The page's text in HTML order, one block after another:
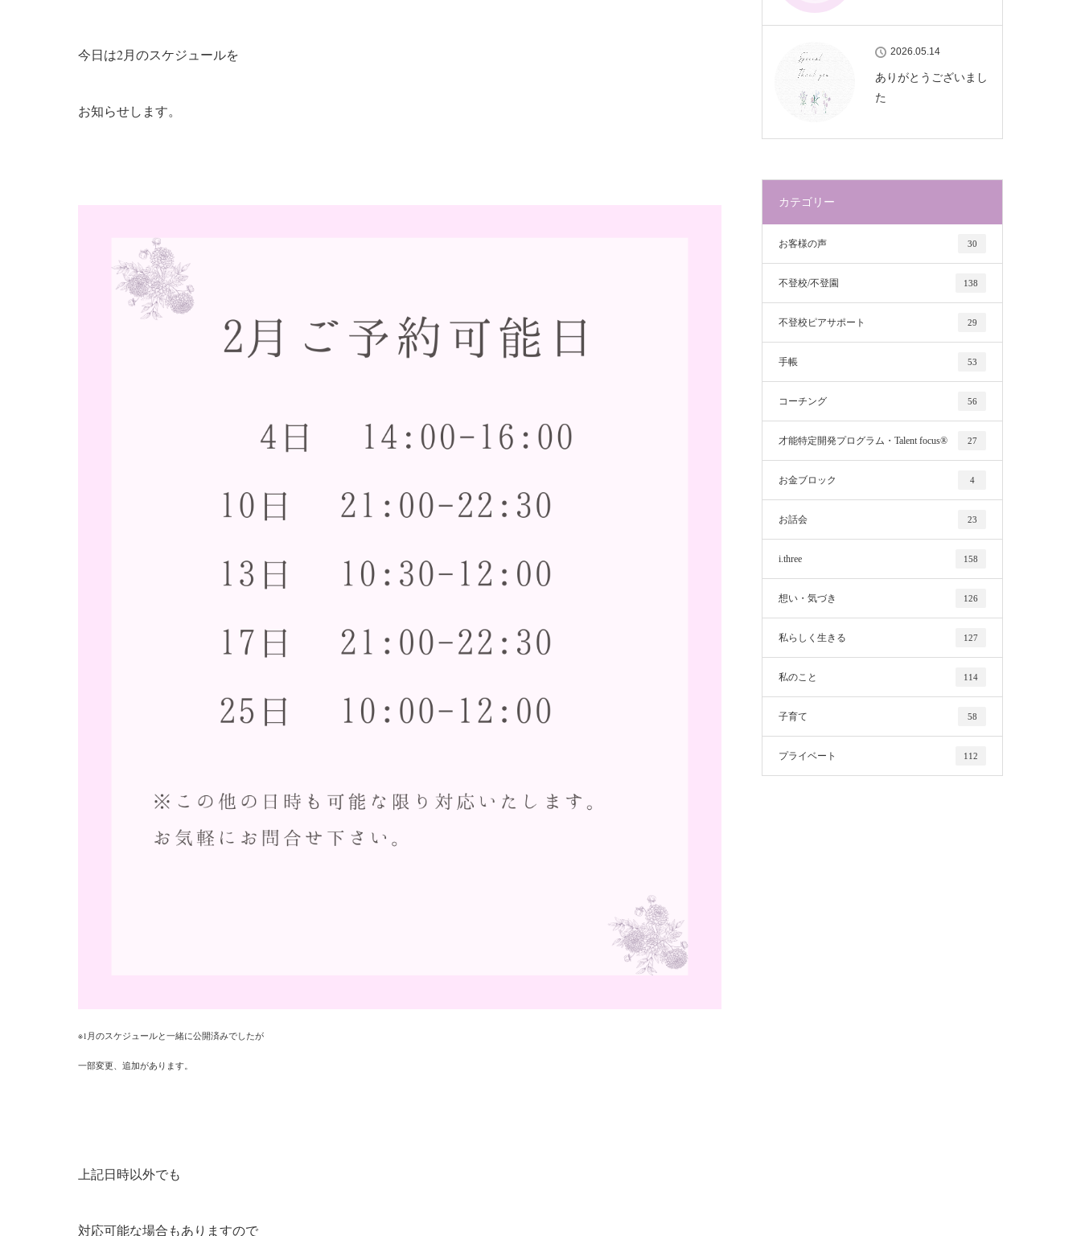
今日は2月のスケジュールを
お知らせします。
※1月のスケジュールと一緒に公開済みでしたが
一部変更、追加があります。
上記日時以外でも
対応可能な場合もありますので
2026.05.14
ありがとうございまし
た
カテゴリー
お客様の声 30
不登校/不登園 138
不登校ピアサポート 29
手帳 53
コーチング 56
才能特定開発プログラム・Talent focus® 27
お金ブロック 4
お話会 23
i.three 158
想い・気づき 126
私らしく生きる 127
私のこと 114
子育て 58
プライベート 112